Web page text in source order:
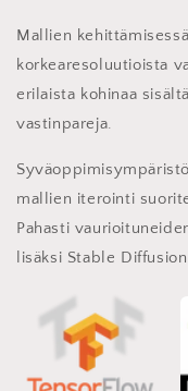
Mallien
korkearesoluutioista
erilaista kohinaa
vastinpareja.
mallien iterointi
Pahasti
lisäksi Stable